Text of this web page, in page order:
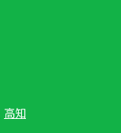
高知